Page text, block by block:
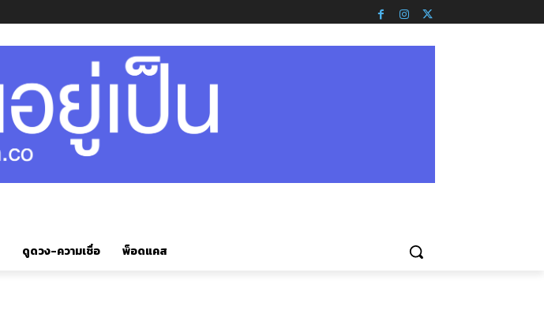
ดูดวง-ความเชื่อ พ็อดแคส